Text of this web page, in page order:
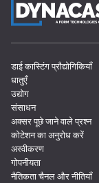
डाई कास्टिंग प्रौद्योगिकियाँ
धातुएँ
उद्योग
संसाधन
अक्सर पूछे जाने वाले प्रश्न
कोटेशन का अनुरोध करें
अस्वीकरण
गोपनीयता
नैतिकता चैनल और नीतियाँ